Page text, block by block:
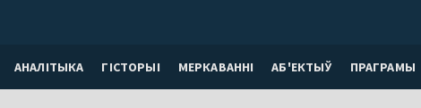
АНАЛІТЫКА ГІСТОРЫІ МЕРКАВАННI АБ'ЕКТЫЎ ПРАГРАМЫ